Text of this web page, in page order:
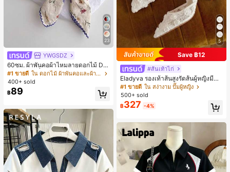
23
YWGSDZ
60ซม. ผ้าพันคอผ้าไหมลายดอกไม้ Dit
sy สีเบจ, เครื่องประดับใหม่สำหรับผู้หญิ
งฤดูใบไม้ผลิ/ฤดูใบไม้ร่วง, ผ้าพันคอผืน
บางอเนกประสงค์หรูหรา
#1 ขายดี
ใน ดอกไม้ ผ้าพันคอและผ้าพันคอผู้หญิง
400+ sold
฿89
5
Save ฿12
#ส้นเท้าไก่
Eladyva รองเท้าส้นสูงรัดส้นผู้หญิงมีดอ
กไม้ประดับตาข่ายเสริมและสามารถสว
มได้สองแบบ ส้นสูง 7 ซม. รูปแบบโรมัน
หรูหรา ส้นเข็ม ลุคเทพนิยาย
#1 ขายดี ใน สง่างาม ปั๊มผู้หญิง
500+ sold
฿327 -4%